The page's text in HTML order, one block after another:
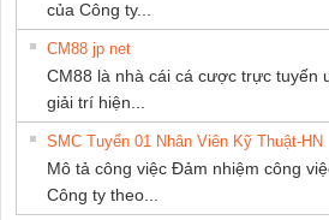
của Công ty...
CM88 jp net
CM88 là nhà cái cá cược trực tuyến
giải trí hiện...
SMC Tuyển 01 Nhân Viên Kỹ Thuật-HN
Mô tả công việc Đảm nhiệm công
Công ty theo...